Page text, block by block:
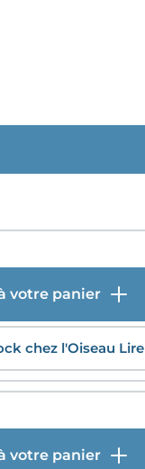
votre panier
chez l'Oiseau Lire
votre panier